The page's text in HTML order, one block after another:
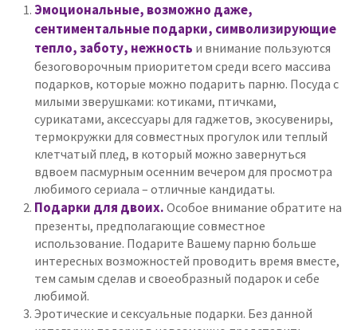
Эмоциональные, возможно даже,
сентиментальные подарки, символизирующие
тепло, заботу, нежность и внимание пользуются
безоговорочным приоритетом среди всего массива
подарков, которые можно подарить парню. Посуда с
милыми зверушками: котиками, птичками,
сурикатами, аксессуары для гаджетов, экосувениры,
термокружки для совместных прогулок или теплый
клетчатый плед, в который можно завернуться
вдвоем пасмурным осенним вечером для просмотра
любимого сериала – отличные кандидаты.
Подарки для двоих. Особое внимание обратите на
презенты, предполагающие совместное
использование. Подарите Вашему парню больше
интересных возможностей проводить время вместе,
тем самым сделав и своеобразный подарок и себе
любимой.
Эротические и сексуальные подарки. Без данной